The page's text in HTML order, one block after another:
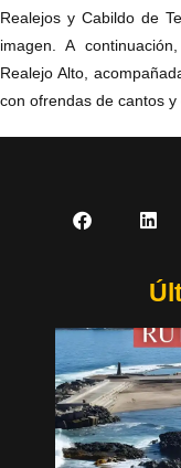
Realejos y Cabildo de
imagen. A
Realejo Alto,
con ofrendas de cantos y